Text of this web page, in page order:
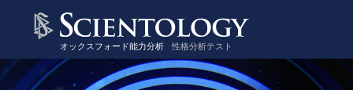
オックスフォード能力分析 性格分析テスト